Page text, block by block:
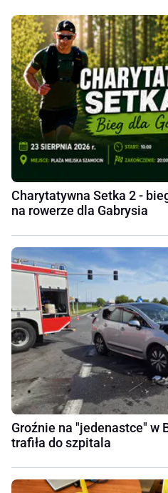
Charytatywna Setka 2 -
na rowerze dla Gabrysia
Groźnie na "jedenastce" w
trafiła do szpitala